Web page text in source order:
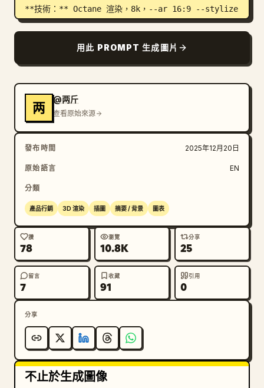
**技術：** Octane 渲染，8k，--ar 16:9 --stylize
400 --no borders, frames, background wall,
用此 PROMPT 生成圖片
两
@两斤
查看原始來源
發布時間 2025年12月20日
原始語言 EN
分類
產品行銷 3D 渲染 插圖 摘要 / 背景 圖表
讚
78
瀏覽
10.8K
分享
25
留言
7
收藏
91
引用
0
分享
不止於生成圖像